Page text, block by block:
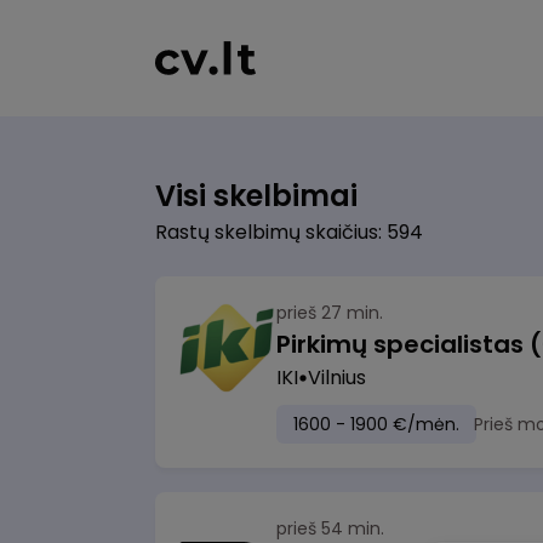
Visi skelbimai
Rastų skelbimų skaičius: 594
prieš 27 min.
Pirkimų specialistas
IKI Vilnius
1600 - 1900 €/mėn. Prieš
prieš 54 min.